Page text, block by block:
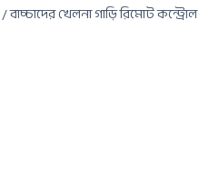
/বাচ্চাদের খেলনা গাড়ি রিমোট কন্ট্রোল